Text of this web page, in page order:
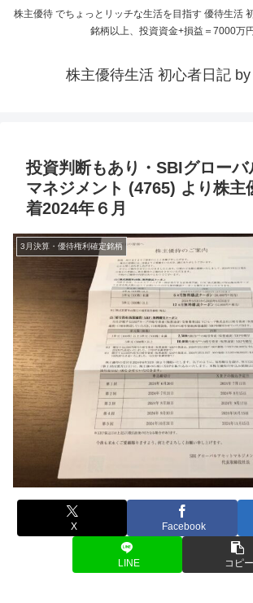
株主優待 でちょっとリッチな生活を目指す 優待生活
銘柄以上、投資資金+損益＝7000万
株主優待生活 初心者日記
投資判断もあり・SBIグローバ
マネジメント (4765) より株主
着2024年６月
3月決算・優待権利確定銘柄
X Facebook
LINE コピー